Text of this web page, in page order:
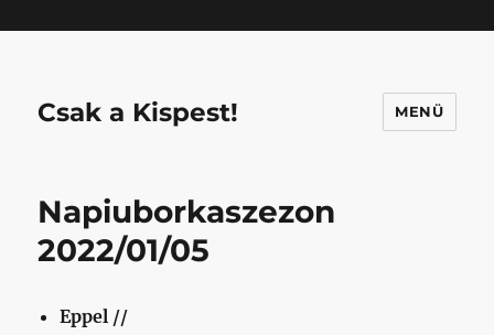
Csak a Kispest! MENÜ
Napiuborkaszezon
2022/01/05
Eppel //